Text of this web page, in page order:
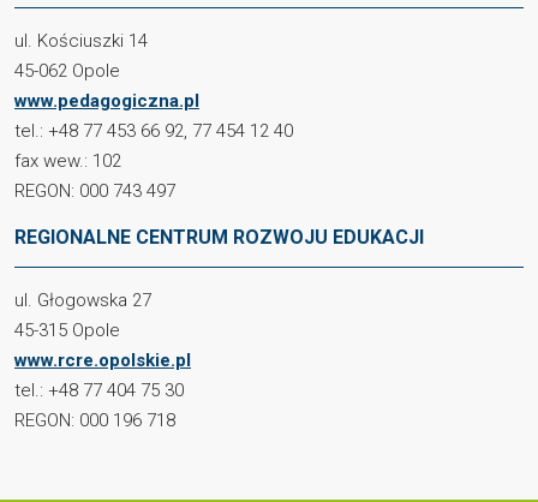
ul. Kościuszki 14
45-062 Opole
www.pedagogiczna.pl
tel.: +48 77 453 66 92, 77 454 12 40
fax wew.: 102
REGON: 000 743 497
REGIONALNE CENTRUM ROZWOJU EDUKACJI
ul. Głogowska 27
45-315 Opole
www.rcre.opolskie.pl
tel.: +48 77 404 75 30
REGON: 000 196 718